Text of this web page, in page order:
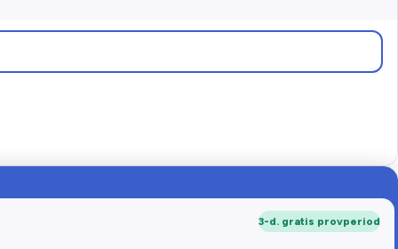
3-d. gratis provperiod